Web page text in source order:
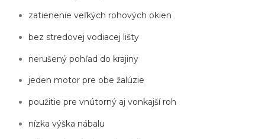
zatienenie veľkých rohových okien
bez stredovej vodiacej lišty
nerušený pohľad do krajiny
jeden motor pre obe žalúzie
použitie pre vnútorný aj vonkajší roh
nízka výška nábalu